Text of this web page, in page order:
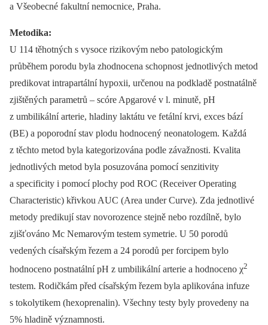
a Všeobecné fakultní nemocnice, Praha.
Metodika:
U 114 těhotných s vysoce rizikovým nebo patologickým
průběhem porodu byla zhodnocena schopnost jednotlivých metod
predikovat intrapartální hypoxii, určenou na podkladě postnatálně
zjištěných parametrů –⁠ scóre Apgarové v l. minutě, pH
z umbilikální arterie, hladiny laktátu ve fetální krvi, exces bází
(BE) a poporodní stav plodu hodnocený neonatologem. Každá
z těchto metod byla kategorizována podle závažnosti. Kvalita
jednotlivých metod byla posuzována pomocí senzitivity
a specificity i pomocí plochy pod ROC (Receiver Operating
Characteristic) křivkou AUC (Area under Curve). Zda jednotlivé
metody predikují stav novorozence stejně nebo rozdílně, bylo
zjišťováno Mc Nemarovým testem symetrie. U 50 porodů
vedených císařským řezem a 24 porodů per forcipem bylo
hodnoceno postnatální pH z umbilikální arterie a hodnoceno χ2
testem. Rodičkám před císařským řezem byla aplikována infuze
s tokolytikem (hexoprenalin). Všechny testy byly provedeny na
5% hladině významnosti.